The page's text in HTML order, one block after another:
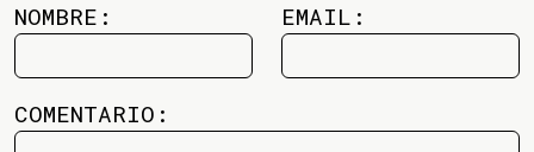
NOMBRE: EMAIL:
COMENTARIO: